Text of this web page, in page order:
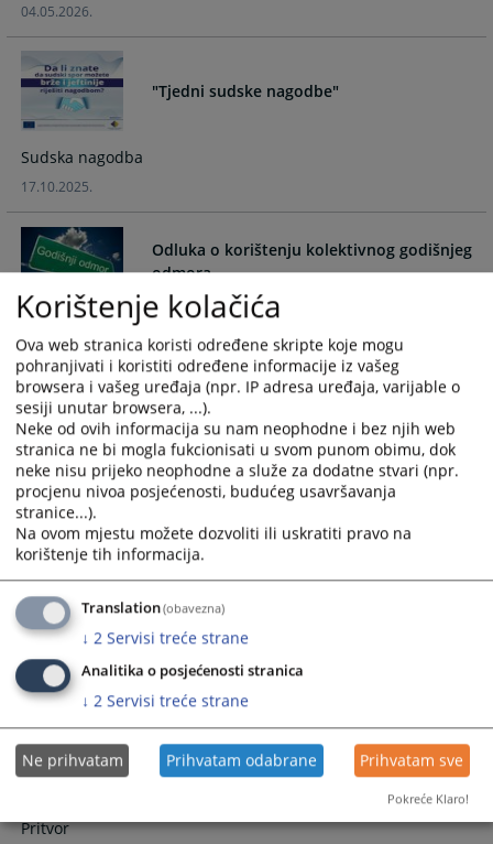
calendar
and
select
a
date.
the
question
mark
key
to
the
keyboard
shortcuts
for
changing
dates.
a
mark
key
the
keyboard
shortcuts
for
changing
dates.
04.05.2026.
"Tjedni sudske nagodbe"
Sudska nagodba
17.10.2025.
Odluka o korištenju kolektivnog godišnjeg
odmora
Godišnji odmor
01.07.2025.
"Tjedni sudske nagodbe"
Sudska nagodba
12.05.2025.
Obavijest za stranke
Obavijest
05.05.2025.
Određen pritvor
Pritvor
Korištenje kolačića
Ova web stranica koristi određene skripte koje mogu
pohranjivati i koristiti određene informacije iz vašeg
browsera i vašeg uređaja (npr. IP adresa uređaja, varijable o
sesiji unutar browsera, ...).
Neke od ovih informacija su nam neophodne i bez njih web
stranica ne bi mogla fukcionisati u svom punom obimu, dok
neke nisu prijeko neophodne a služe za dodatne stvari (npr.
procjenu nivoa posjećenosti, budućeg usavršavanja
stranice...).
Na ovom mjestu možete dozvoliti ili uskratiti pravo na
korištenje tih informacija.
Translation(obavezna)
↓ 2 Servisi treće strane
Analitika o posjećenosti stranica
↓ 2 Servisi treće strane
Ne prihvatam Prihvatam odabrane Prihvatam sve
Pokreće Klaro!